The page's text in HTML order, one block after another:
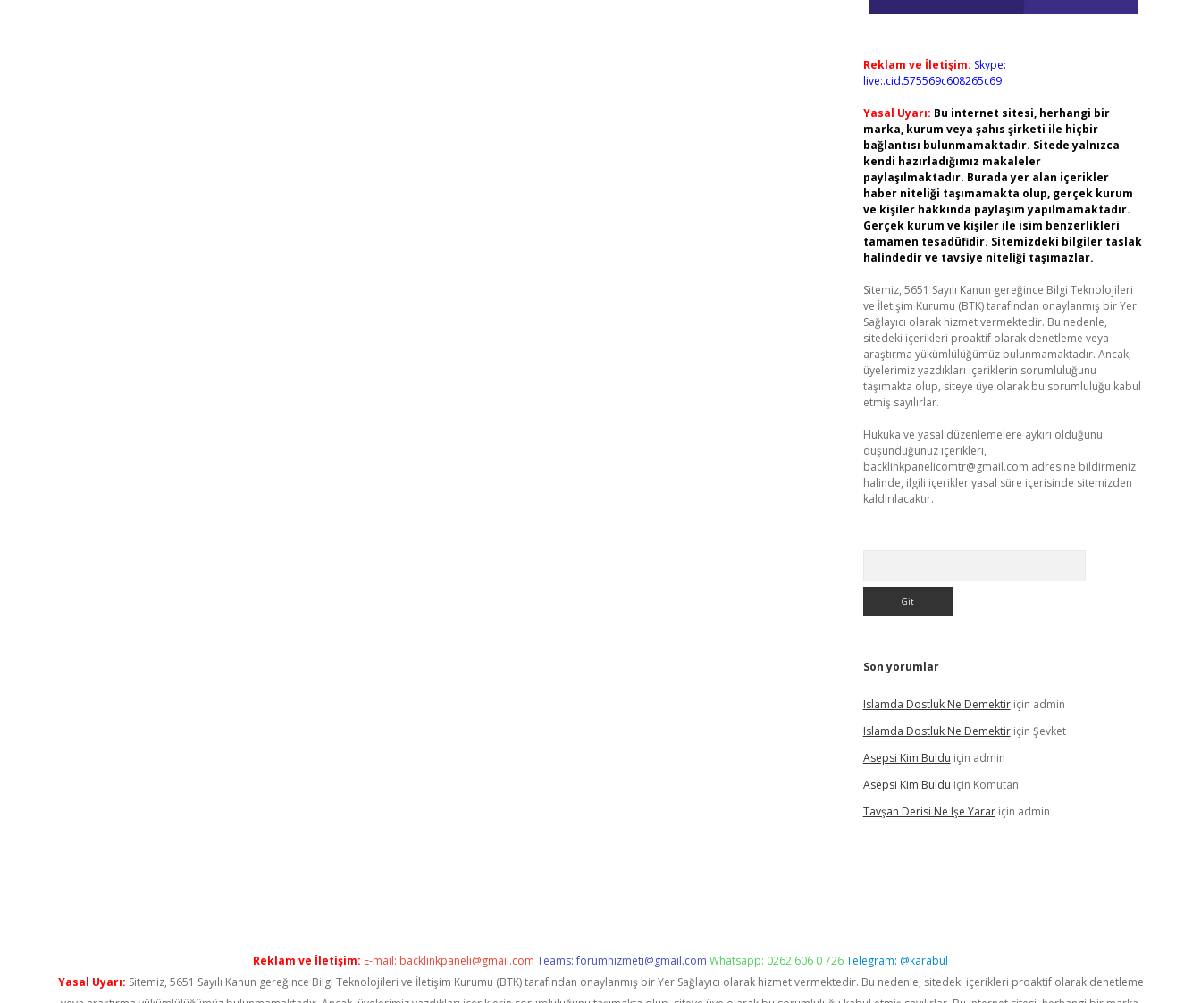
Reklam ve İletişim: Skype:
live:.cid.575569c608265c69
Yasal Uyarı: Bu internet sitesi, herhangi bir
marka, kurum veya şahıs şirketi ile hiçbir
bağlantısı bulunmamaktadır. Sitede yalnızca
kendi hazırladığımız makaleler
paylaşılmaktadır. Burada yer alan içerikler
haber niteliği taşımamakta olup, gerçek kurum
ve kişiler hakkında paylaşım yapılmamaktadır.
Gerçek kurum ve kişiler ile isim benzerlikleri
tamamen tesadüfidir. Sitemizdeki bilgiler taslak
halindedir ve tavsiye niteliği taşımazlar.
Sitemiz, 5651 Sayılı Kanun gereğince Bilgi Teknolojileri
ve İletişim Kurumu (BTK) tarafından onaylanmış bir Yer
Sağlayıcı olarak hizmet vermektedir. Bu nedenle,
sitedeki içerikleri proaktif olarak denetleme veya
araştırma yükümlülüğümüz bulunmamaktadır. Ancak,
üyelerimiz yazdıkları içeriklerin sorumluluğunu
taşımakta olup, siteye üye olarak bu sorumluluğu kabul
etmiş sayılırlar.
Hukuka ve yasal düzenlemelere aykırı olduğunu
düşündüğünüz içerikleri,
backlinkpanelicomtr@gmail.com adresine bildirmeniz
halinde, ilgili içerikler yasal süre içerisinde sitemizden
kaldırılacaktır.
Son yorumlar
Islamda Dostluk Ne Demektiriçin admin
Islamda Dostluk Ne Demektiriçin Şevket
Asepsi Kim Buldu için admin
Asepsi Kim Buldu için Komutan
Tavşan Derisi Ne Işe Yarariçin admin
Reklam ve İletişim: E-mail: backlinkpaneli@gmail.com Teams:forumhizmeti@gmail.com Whatsapp: 0262 606 0 726Telegram: @karabul
Yasal Uyarı: Sitemiz, 5651 Sayılı Kanun gereğince Bilgi Teknolojileri ve İletişim Kurumu (BTK) tarafından onaylanmış bir Yer Sağlayıcı olarak hizmet vermektedir. Bu nedenle, sitedeki içerikleri proaktif olarak denetleme